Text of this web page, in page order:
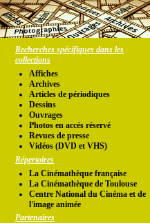
Recherches spécifiques dans les
collections
Affiches
Archives
Articles de périodiques
Dessins
Ouvrages
Photos en accés réservé
Revues de presse
Vidéos (DVD et VHS)
Répertoires
La Cinémathèque française
La Cinémathèque de Toulouse
Centre National du Cinéma et de
l'image animée
Partenaires